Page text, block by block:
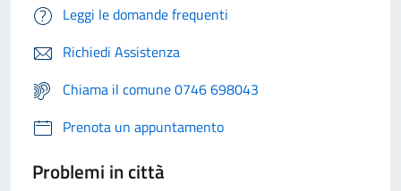
Leggi le domande frequenti
Richiedi Assistenza
Chiama il comune 0746 698043
Prenota un appuntamento
Problemi in città